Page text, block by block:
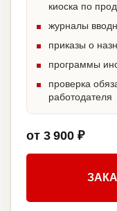
киоска по
журналы
приказы о
программы
проверка
работодателя
от 3 900 ₽